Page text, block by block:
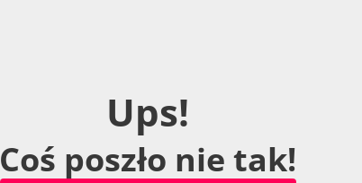
Ups!
Coś poszło nie tak!